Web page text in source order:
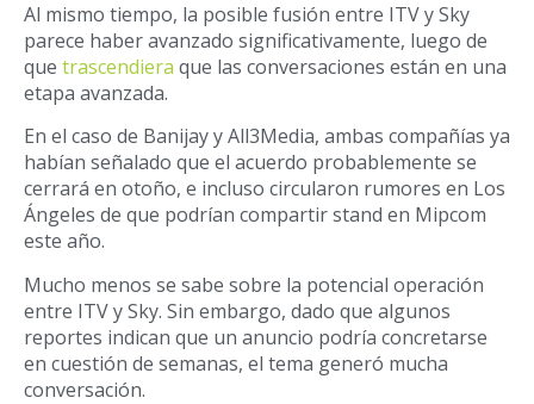
Al mismo tiempo, la posible fusión entre ITV y Sky
parece haber avanzado significativamente, luego de
que trascendiera que las conversaciones están en una
etapa avanzada.
En el caso de Banijay y All3Media, ambas compañías ya
habían señalado que el acuerdo probablemente se
cerrará en otoño, e incluso circularon rumores en Los
Ángeles de que podrían compartir stand en Mipcom
este año.
Mucho menos se sabe sobre la potencial operación
entre ITV y Sky. Sin embargo, dado que algunos
reportes indican que un anuncio podría concretarse
en cuestión de semanas, el tema generó mucha
conversación.